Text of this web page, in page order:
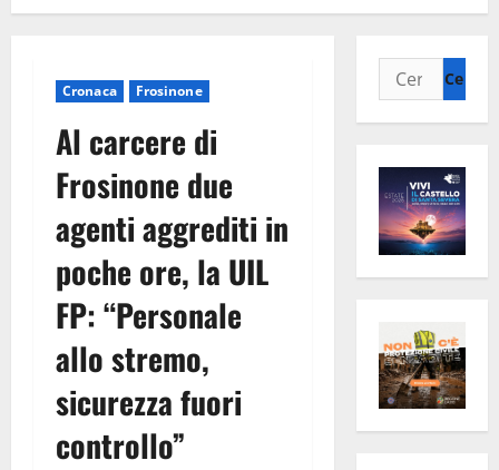
Cronaca Frosinone
Al carcere di
Frosinone due
agenti aggrediti in
poche ore, la UIL
FP: “Personale
allo stremo,
sicurezza fuori
controllo”
Ricerca
per: